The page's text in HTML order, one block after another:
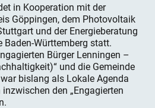
in Kooperation mit der
Göppingen, dem Photovoltaik
und der Energieberatung
Baden-Württemberg statt.
Bürger Lenningen –
und die Gemeinde
bislang als Lokale Agenda
den „Engagierten